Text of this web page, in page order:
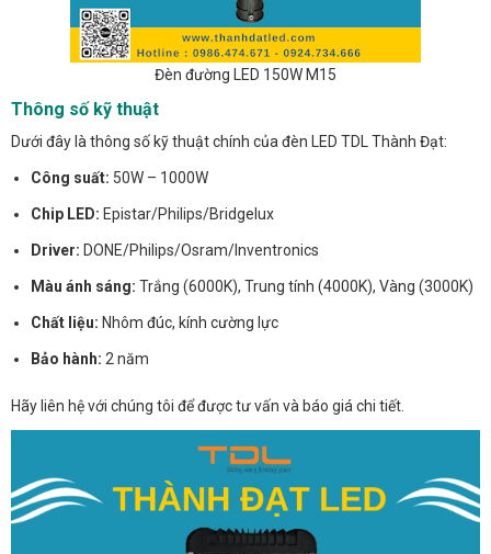
Đèn đường LED 150W M15
Thông số kỹ thuật
Dưới đây là thông số kỹ thuật chính của đèn LED TDL Thành Đạt:
Công suất: 50W – 1000W
Chip LED: Epistar/Philips/Bridgelux
Driver: DONE/Philips/Osram/Inventronics
Màu ánh sáng: Trắng (6000K), Trung tính (4000K), Vàng (3000K)
Chất liệu: Nhôm đúc, kính cường lực
Bảo hành: 2 năm
Hãy liên hệ với chúng tôi để được tư vấn và báo giá chi tiết.